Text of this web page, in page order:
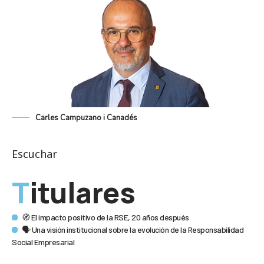
Carles Campuzano i Canadés
Escuchar
Titulares
🧭 El impacto positivo de la RSE, 20 años después
🗣 Una visión institucional sobre la evolución de la Responsabilidad
Social Empresarial